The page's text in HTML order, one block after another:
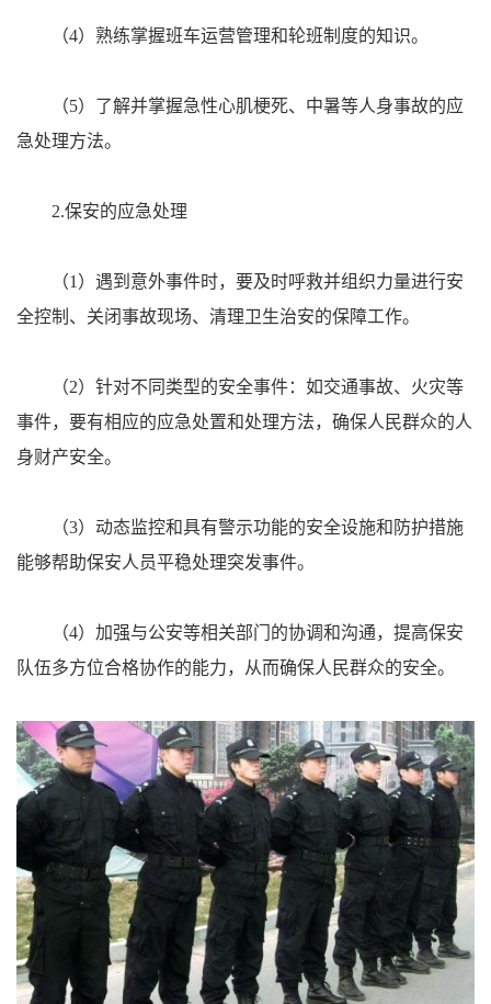
（4）熟练掌握班车运营管理和轮班制度的知识。
（5）了解并掌握急性心肌梗死、中暑等人身事故的应
急处理方法。
2.保安的应急处理
（1）遇到意外事件时，要及时呼救并组织力量进行安
全控制、关闭事故现场、清理卫生治安的保障工作。
（2）针对不同类型的安全事件：如交通事故、火灾等
事件，要有相应的应急处置和处理方法，确保人民群众的人
身财产安全。
（3）动态监控和具有警示功能的安全设施和防护措施
能够帮助保安人员平稳处理突发事件。
（4）加强与公安等相关部门的协调和沟通，提高保安
队伍多方位合格协作的能力，从而确保人民群众的安全。